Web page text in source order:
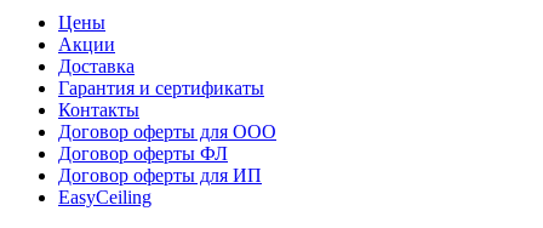
Цены
Акции
Доставка
Гарантия и сертификаты
Контакты
Договор оферты для ООО
Договор оферты ФЛ
Договор оферты для ИП
EasyCeiling